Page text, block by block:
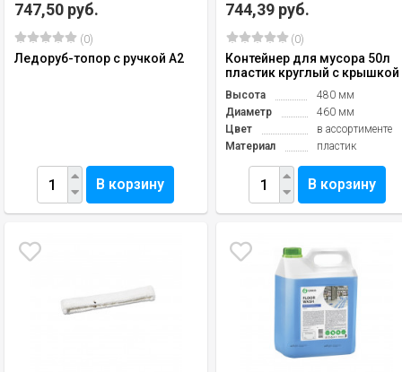
747,50 руб.
(0)
Ледоруб-топор с ручкой А2
В корзину
744,39 руб.
(0)
Контейнер для мусора 50л
пластик круглый с крышкой
Высота
480 мм
Диаметр
460 мм
Цвет
в ассортименте
Материал
пластик
В корзину